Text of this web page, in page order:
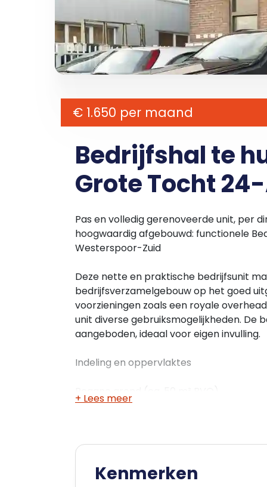
€ 1.650 per maand
Bedrijfshal te
Grote Tocht
Pas en volledig gerenoveerde unit, per
hoogwaardig afgebouwd: functionele
Westerspoor-Zuid
Deze nette en praktische bedrijfsunit
bedrijfsverzamelgebouw op het goed
voorzieningen zoals een royale
unit diverse gebruiksmogelijkheden. De
aangeboden, ideaal voor eigen invulling.
Indeling en oppervlaktes
- Toegankelijk via een ruime
Verdieping (ca. 35 m² BVO)
+ Lees meer
Kenmerken